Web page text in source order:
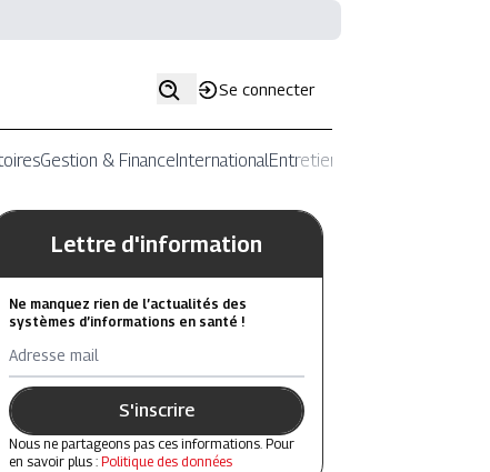
Se connecter
Gestion & FinanceInternationalEntretiens
Lettre d'information
Ne manquez rien de l’actualités des
systèmes d’informations en santé !
Adresse mail
S'inscrire
Nous ne partageons pas ces informations. Pour
en savoir plus : Politique des données